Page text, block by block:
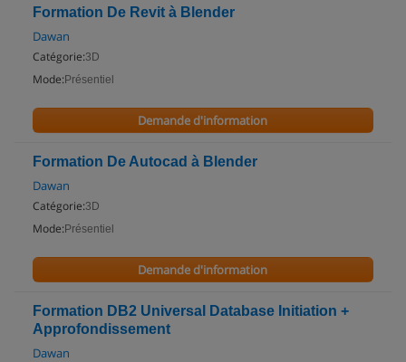
Formation De Revit à Blender
Dawan
Catégorie:3D
Mode: Présentiel
Demande d'information
Formation De Autocad à Blender
Dawan
Catégorie:3D
Mode: Présentiel
Demande d'information
Formation DB2 Universal Database Initiation +
Approfondissement
Dawan